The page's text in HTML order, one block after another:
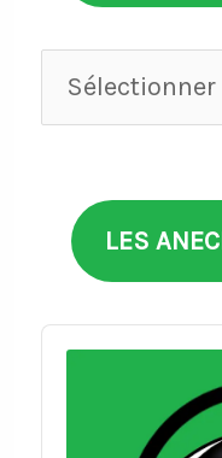
Anecdotes
par
LES
Audio
Player